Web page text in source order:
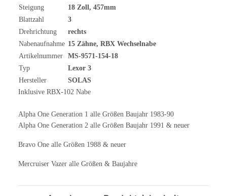
Steigung
18 Zoll, 457mm
Blattzahl
3
Drehrichtung
rechts
Nabenaufnahme 15 Zähne, RBX Wechselnabe
Artikelnummer
MS-9571-154-18
Typ
Lexor 3
Hersteller
SOLAS
Inklusive RBX-102 Nabe
Alpha One Generation 1 alle Größen Baujahr 1983-90
Alpha One Generation 2 alle Größen Baujahr 1991 & neuer
Bravo One alle Größen 1988 & neuer
Mercruiser Vazer alle Größen & Baujahre